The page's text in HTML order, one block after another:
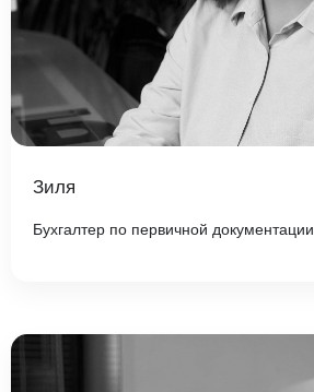
Зиля
Бухгалтер по первичной документации